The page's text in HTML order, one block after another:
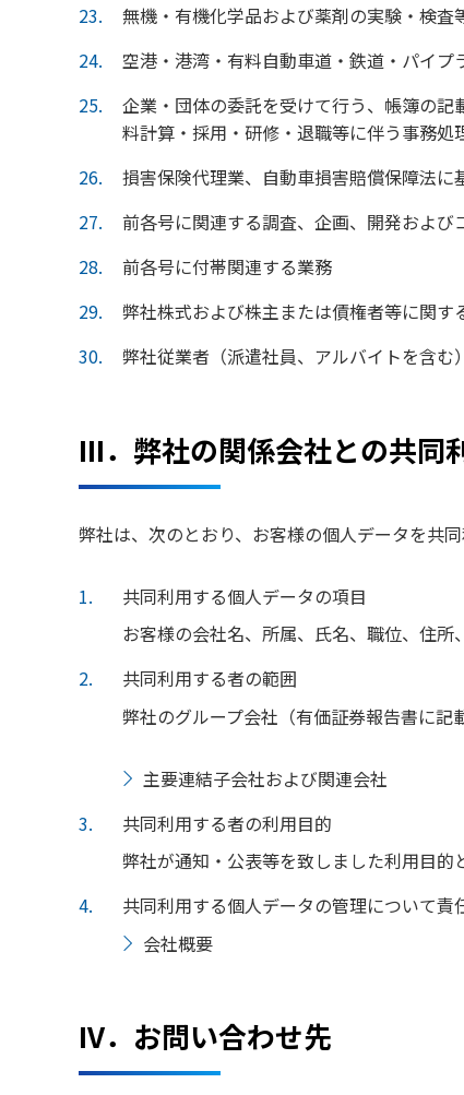
23
無機・有機化学品および薬剤の実験・検査
24
空港・港湾・有料自動車道・鉄道・パイ
25
企業・団体の委託を受けて行う、帳簿の
料計算・採用・研修・退職等に伴う事務処
26
損害保険代理業、自動車損害賠償保障法
27
前各号に関連する調査、企画、開発および
28
前各号に付帯関連する業務
29
弊社株式および株主または債権者等に関す
30
弊社従業者（派遣社員、アルバイトを含む
III．弊社の関係会社との共同
弊社は、次のとおり、お客様の個人データを共同
1
共同利用する個人データの項目
お客様の会社名、所属、氏名、職位、住
2
共同利用する者の範囲
弊社のグループ会社（有価証券報告書に記
主要連結子会社および関連会社
3
共同利用する者の利用目的
弊社が通知・公表等を致しました利用目的
4
共同利用する個人データの管理について責
会社概要
IV．お問い合わせ先